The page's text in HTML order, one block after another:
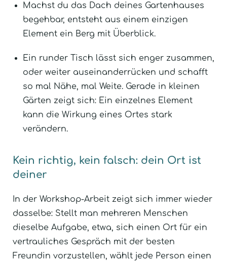
Machst du das Dach deines Gartenhauses
begehbar, entsteht aus einem einzigen
Element ein Berg mit Überblick.
Ein runder Tisch lässt sich enger zusammen,
oder weiter auseinanderrücken und schafft
so mal Nähe, mal Weite. Gerade in kleinen
Gärten zeigt sich: Ein einzelnes Element
kann die Wirkung eines Ortes stark
verändern.
Kein richtig, kein falsch: dein Ort ist
deiner
In der Workshop-Arbeit zeigt sich immer wieder
dasselbe: Stellt man mehreren Menschen
dieselbe Aufgabe, etwa, sich einen Ort für ein
vertrauliches Gespräch mit der besten
Freundin vorzustellen, wählt jede Person einen